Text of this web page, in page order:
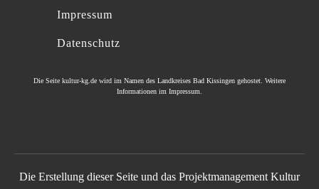
Impressum
Datenschutz
Die Seite kultur-kg.de wird im Namen des Landkreises Bad Kissingen gehostet. Weitere
Informationen im Impressum
Die Erstellung dieser Seite und das Projektmanagement Kultur